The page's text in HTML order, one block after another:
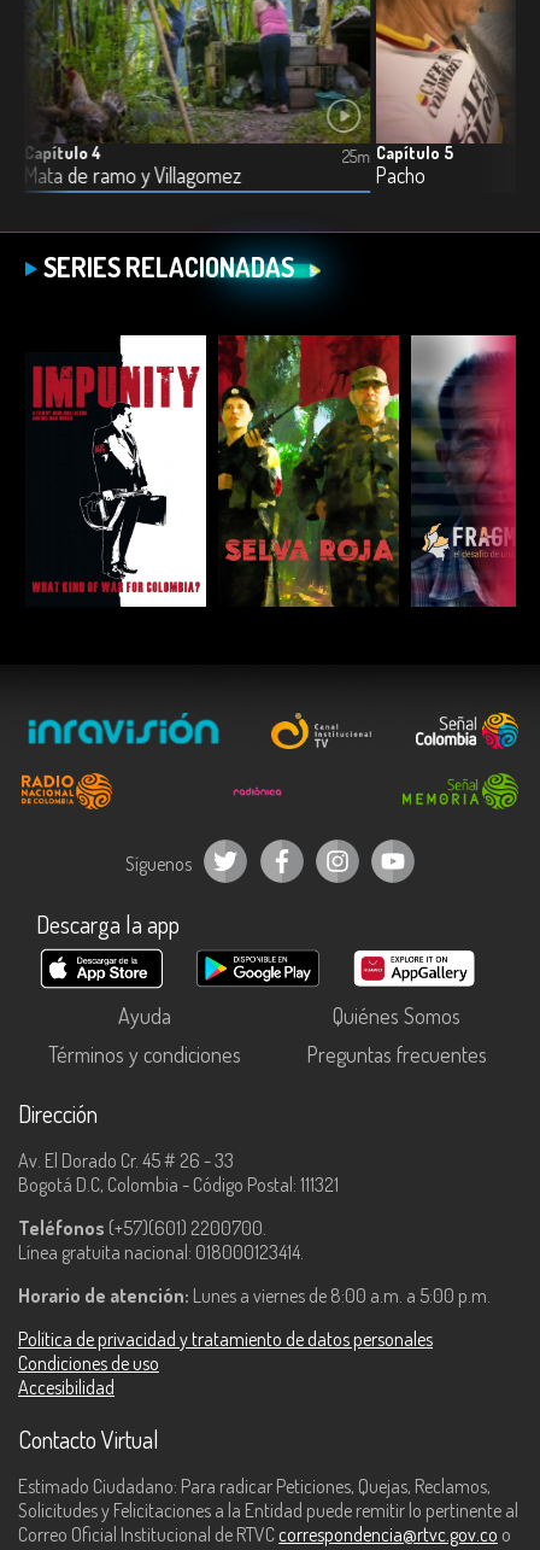
Capítulo 4
Mata de ramo y Villagomez
25m Capítulo 5
Pacho
SERIES RELACIONADAS
ESCUCHAR ESCUCHAR
Síguenos
Descarga la app
Ayuda
Quiénes Somos
Términos y condiciones
Preguntas frecuentes
Dirección
Av. El Dorado Cr. 45 # 26 - 33
Bogotá D.C, Colombia - Código Postal: 111321
Teléfonos (+57)(601) 2200700.
Línea gratuita nacional: 018000123414.
Horario de atención: Lunes a viernes de 8:00 a.m. a 5:00 p.m.
Política de privacidad y tratamiento de datos personales
Condiciones de uso
Accesibilidad
Contacto Virtual
Estimado Ciudadano: Para radicar Peticiones, Quejas, Reclamos,
Solicitudes y Felicitaciones a la Entidad puede remitir lo pertinente al
Correo Oficial Institucional de RTVC correspondencia@rtvc.gov.co o